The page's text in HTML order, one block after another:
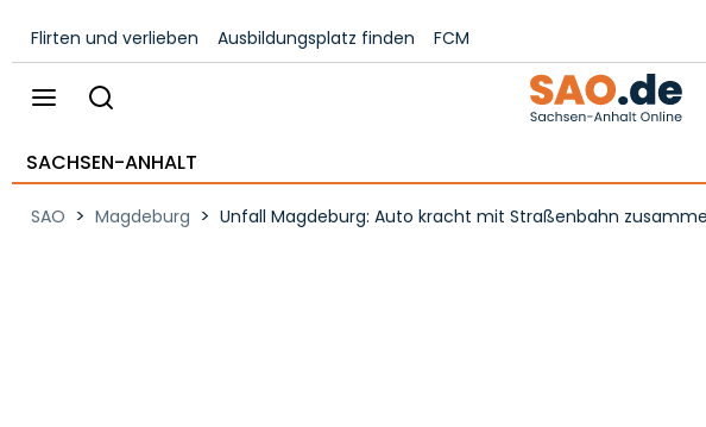
Flirten und verlieben Ausbildungsplatz finden FCM
SACHSEN-ANHALT
SAO > Magdeburg > Unfall Magdeburg: Auto kracht mit Straßenbahn